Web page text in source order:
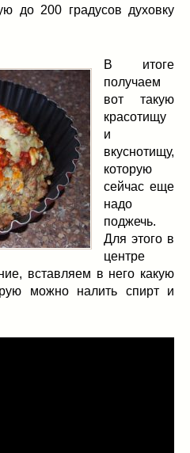
до 200 градусов духовку
В итоге
получаем
вот такую
красотищу
и
вкуснотищу,
которую
сейчас еще
надо
поджечь.
Для этого в
центре
вставляем в него какую
можно налить спирт и